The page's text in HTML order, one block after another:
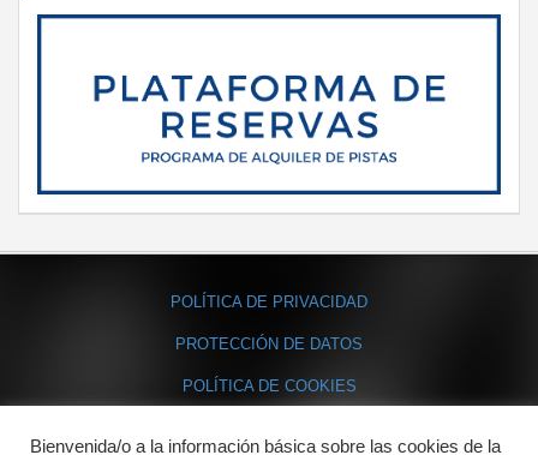
POLÍTICA DE PRIVACIDAD
PROTECCIÓN DE DATOS
POLÍTICA DE COOKIES
Bienvenida/o a la información básica sobre las cookies de la